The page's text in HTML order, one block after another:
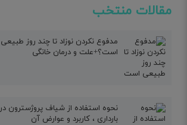
مقالات منتخب
مدفوع نکردن نوزاد تا چند روز طبیعی
است؟+علت و درمان خانگی
نحوه استفاده از شیاف پروژسترون در
بارداری ، کاربرد و عوارض آن